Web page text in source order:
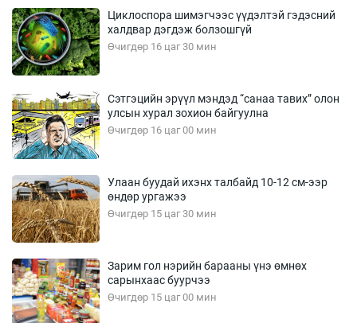
Циклоспора шимэгчээс үүдэлтэй гэдэсний
халдвар дэгдэж болзошгүй
Өчигдөр 16 цаг 30 мин
Сэтгэцийн эрүүл мэндэд “санаа тавих” олон
улсын хурал зохион байгуулна
Өчигдөр 16 цаг 00 мин
Улаан буудай ихэнх талбайд 10-12 см-ээр
өндөр ургажээ
Өчигдөр 15 цаг 30 мин
Зарим гол нэрийн барааны үнэ өмнөх
сарынхаас буурчээ
Өчигдөр 15 цаг 00 мин